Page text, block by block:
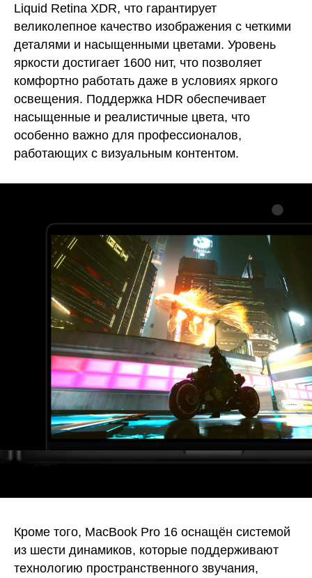
Liquid Retina XDR, что гарантирует
великолепное качество изображения с четкими
деталями и насыщенными цветами. Уровень
яркости достигает 1600 нит, что позволяет
комфортно работать даже в условиях яркого
освещения. Поддержка HDR обеспечивает
насыщенные и реалистичные цвета, что
особенно важно для профессионалов,
работающих с визуальным контентом.
Кроме того, MacBook Pro 16 оснащён системой
из шести динамиков, которые поддерживают
технологию пространственного звучания,